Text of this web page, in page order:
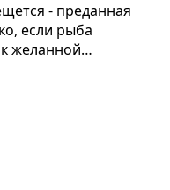
- преданная
если рыба
желанной